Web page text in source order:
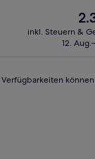
Der
inkl. Steuern &
12.